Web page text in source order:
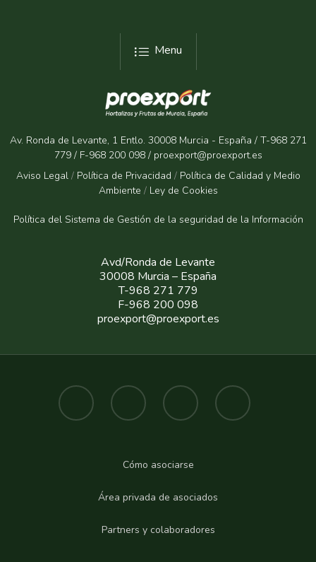
Menu
Av. Ronda de Levante, 1 Entlo. 30008 Murcia - España / T-968 271
779 / F-968 200 098 / proexport@proexport.es
Aviso Legal/ Política de Privacidad /Política de Calidad y Medio
Ambiente / Ley de Cookies
Política del Sistema de Gestión de la seguridad de la Información
Avd/Ronda de Levante
30008 Murcia – España
T-968 271 779
F-968 200 098
proexport@proexport.es
Cómo asociarse
Área privada de asociados
Partners y colaboradores